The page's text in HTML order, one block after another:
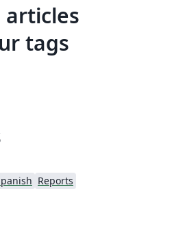
articles
tags
Reports